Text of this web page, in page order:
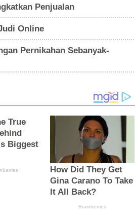
Penjualan
Online
Pernikahan Sebanyak-